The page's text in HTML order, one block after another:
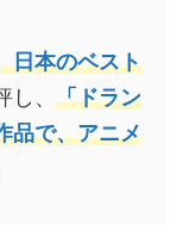
日本のベスト
し、 「ドラン
品で、アニメ